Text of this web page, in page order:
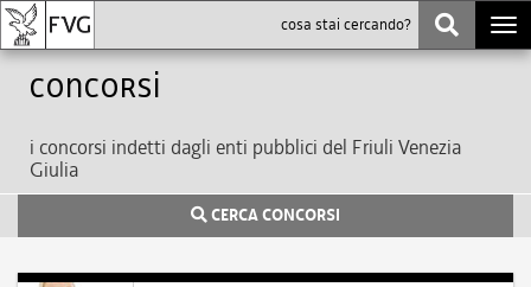
Concorsi
i concorsi indetti dagli enti pubblici del Friuli Venezia
Giulia
CERCA CONCORSI